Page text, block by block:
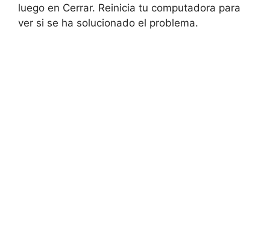
luego en Cerrar. Reinicia tu computadora para
ver si se ha solucionado el problema.